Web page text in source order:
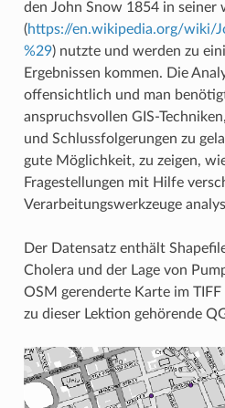
den John Snow 1854 in seiner
(https://en.wikipedia.org/wiki/
%29) nutzte und werden zu
Ergebnissen kommen. Die
offensichtlich und man
anspruchsvollen GIS-
und Schlussfolgerungen zu
gute Möglichkeit, zu zeigen,
Fragestellungen mit Hilfe
Verarbeitungswerkzeuge
Der Datensatz enthält
Cholera und der Lage von
OSM gerenderte Karte im
zu dieser Lektion gehörende